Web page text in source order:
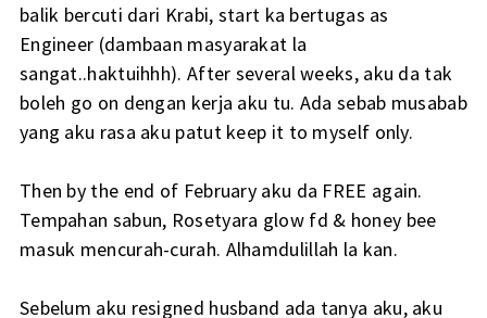
balik bercuti dari Krabi, start ka bertugas as
Engineer (dambaan masyarakat la
sangat..haktuihhh). After several weeks, aku da tak
boleh go on dengan kerja aku tu. Ada sebab musabab
yang aku rasa aku patut keep it to myself only.
Then by the end of February aku da FREE again.
Tempahan sabun, Rosetyara glow fd & honey bee
masuk mencurah-curah. Alhamdulillah la kan.
Sebelum aku resigned husband ada tanya aku, aku